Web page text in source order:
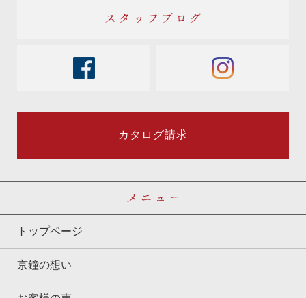
スタッフブログ
facebook instagram
カタログ請求
トップページ
京鐘の想い